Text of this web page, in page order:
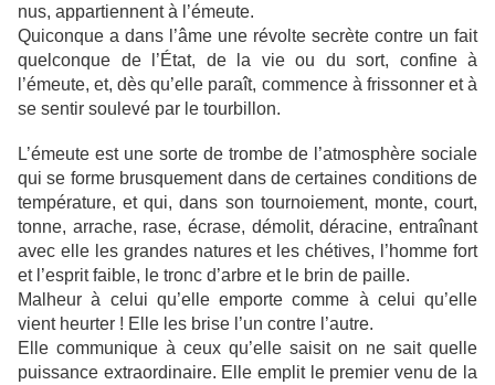
nus, appartiennent à l’émeute.
Quiconque a dans l’âme une révolte secrète contre un fait
quelconque de l’État, de la vie ou du sort, confine à
l’émeute, et, dès qu’elle paraît, commence à frissonner et à
se sentir soulevé par le tourbillon.
L’émeute est une sorte de trombe de l’atmosphère sociale
qui se forme brusquement dans de certaines conditions de
température, et qui, dans son tournoiement, monte, court,
tonne, arrache, rase, écrase, démolit, déracine, entraînant
avec elle les grandes natures et les chétives, l’homme fort
et l’esprit faible, le tronc d’arbre et le brin de paille.
Malheur à celui qu’elle emporte comme à celui qu’elle
vient heurter ! Elle les brise l’un contre l’autre.
Elle communique à ceux qu’elle saisit on ne sait quelle
puissance extraordinaire. Elle emplit le premier venu de la